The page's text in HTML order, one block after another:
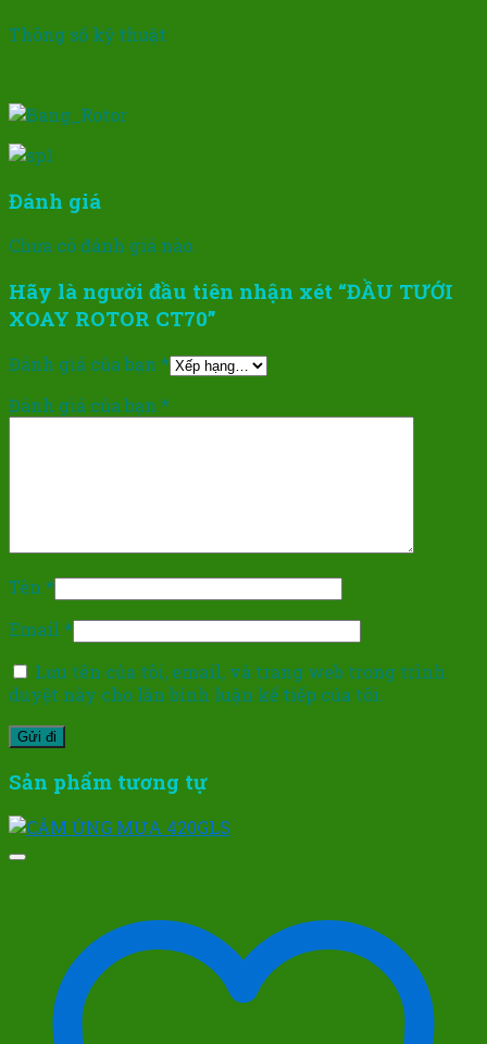
Thông số kỹ thuật
Đánh giá
Chưa có đánh giá nào.
Hãy là người đầu tiên nhận xét “ĐẦU TƯỚI
XOAY ROTOR CT70”
Đánh giá của bạn *
Đánh giá của bạn *
Tên *
Email *
Lưu tên của tôi, email, và trang web trong trình
duyệt này cho lần bình luận kế tiếp của tôi.
Sản phẩm tương tự